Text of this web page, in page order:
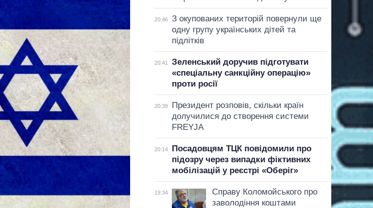
20:46
З окупованих територій повернули ще
одну групу українських дітей та
підлітків
20:41
Зеленський доручив підготувати
«спеціальну санкційну операцію»
проти росії
20:39
Президент розповів, скільки країн
долучилися до створення системи
FREYJA
20:14
Посадовцям ТЦК повідомили про
підозру через випадки фіктивних
мобілізацій у реєстрі «Оберіг»
19:34
Справу Коломойського про
заволодіння коштами